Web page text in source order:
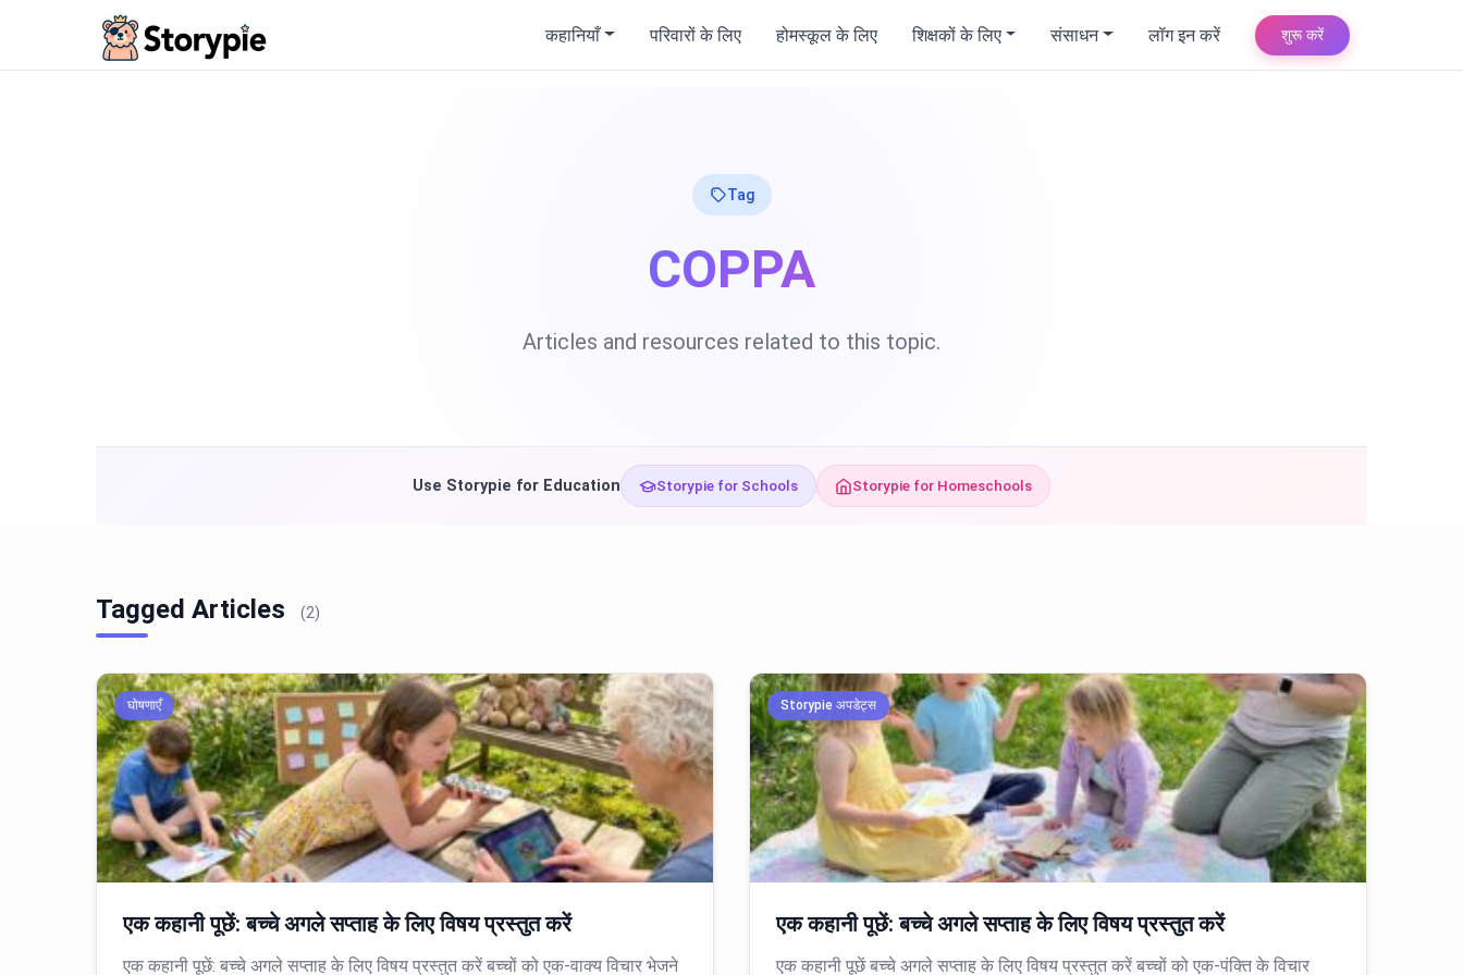
कहानियाँ परिवारों के लिए होमस्कूल के लिए शिक्षकों के लिए संसाधन लॉग इन करें शुरू करें
Tag
COPPA
Articles and resources related to this topic.
Use Storypie for Education Storypie for Schools Storypie for Homeschools
Tagged Articles (2)
घोषणाएँ
एक कहानी पूछें: बच्चे अगले सप्ताह के लिए विषय प्रस्तुत करें
एक कहानी पूछें: बच्चे अगले सप्ताह के लिए विषय प्रस्तुत करें बच्चों को एक-वाक्य विचार भेजने
Storypie अपडेट्स
एक कहानी पूछें: बच्चे अगले सप्ताह के लिए विषय प्रस्तुत करें
एक कहानी पूछें बच्चे अगले सप्ताह के लिए विषय प्रस्तुत करें बच्चों को एक-पंक्ति के विचार